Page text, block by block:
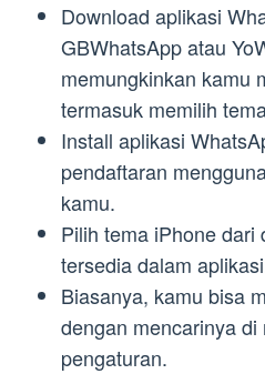
Download aplikasi
GBWhatsApp atau
memungkinkan kamu
termasuk memilih
Install aplikasi
pendaftaran
kamu.
Pilih tema iPhone dari
tersedia dalam
Biasanya, kamu bisa
dengan mencarinya di
pengaturan.